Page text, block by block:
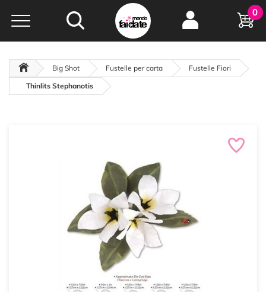
Hobby e
creatività...
oltre 15 anni online
0
Big Shot Fustelle per carta
Fustelle Fiori
Thinlits Stephanotis